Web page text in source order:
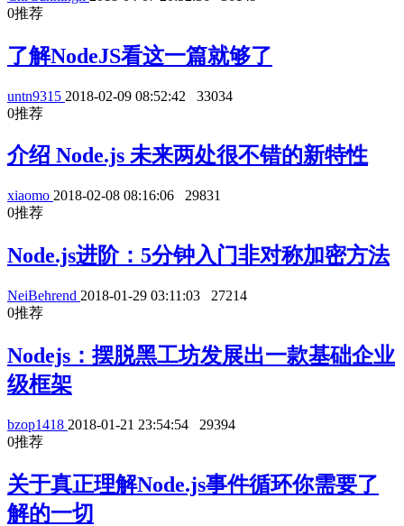
0推荐
了解NodeJS看这一篇就够了
untn9315 2018-02-09 08:52:42
33034
0推荐
介绍 Node.js 未来两处很不错的新特性
xiaomo 2018-02-08 08:16:06
29831
0推荐
Node.js进阶：5分钟入门非对称加密方法
NeiBehrend 2018-01-29 03:11:03
27214
0推荐
Nodejs：摆脱黑工坊发展出一款基础企业
级框架
bzop1418 2018-01-21 23:54:54
29394
0推荐
关于真正理解Node.js事件循环你需要了
解的一切